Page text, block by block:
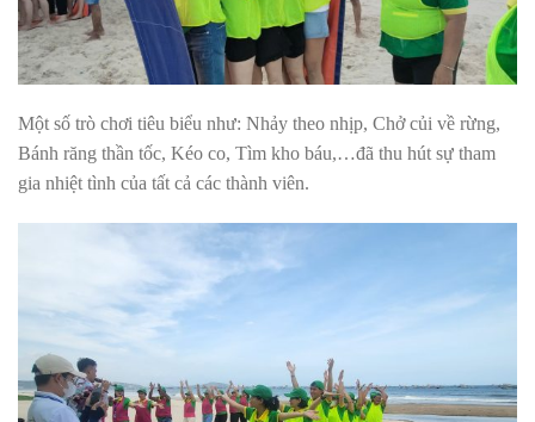
Một số trò chơi tiêu biểu như: Nhảy theo nhịp, Chở củi về rừng,
Bánh răng thần tốc, Kéo co, Tìm kho báu,…đã thu hút sự tham
gia nhiệt tình của tất cả các thành viên.